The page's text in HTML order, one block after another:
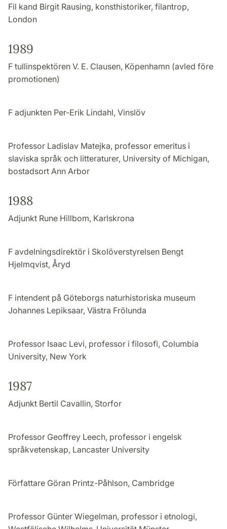
Fil kand Birgit Rausing, konsthistoriker, filantrop,
London
1989
F tullinspektören V. E. Clausen, Köpenhamn (avled före
promotionen)
F adjunkten Per-Erik Lindahl, Vinslöv
Professor Ladislav Matejka, professor emeritus i
slaviska språk och litteraturer, University of Michigan,
bostadsort Ann Arbor
1988
Adjunkt Rune Hillbom, Karlskrona
F avdelningsdirektör i Skolöverstyrelsen Bengt
Hjelmqvist, Åryd
F intendent på Göteborgs naturhistoriska museum
Johannes Lepiksaar, Västra Frölunda
Professor Isaac Levi, professor i filosofi, Columbia
University, New York
1987
Adjunkt Bertil Cavallin, Storfor
Professor Geoffrey Leech, professor i engelsk
språkvetenskap, Lancaster University
Författare Göran Printz-Påhlson, Cambridge
Professor Günter Wiegelman, professor i etnologi,